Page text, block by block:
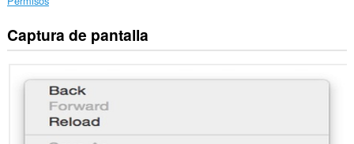
Esta
extensión
Captura de pantalla